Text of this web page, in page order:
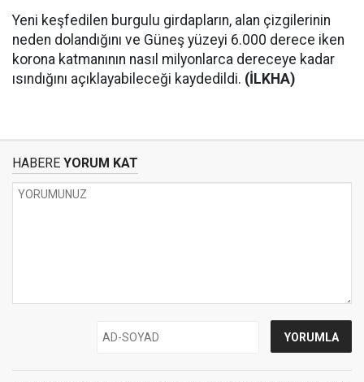
Yeni keşfedilen burgulu girdapların, alan çizgilerinin
neden dolandığını ve Güneş yüzeyi 6.000 derece iken
korona katmanının nasıl milyonlarca dereceye kadar
ısındığını açıklayabileceği kaydedildi. (İLKHA)
HABERE YORUM KAT